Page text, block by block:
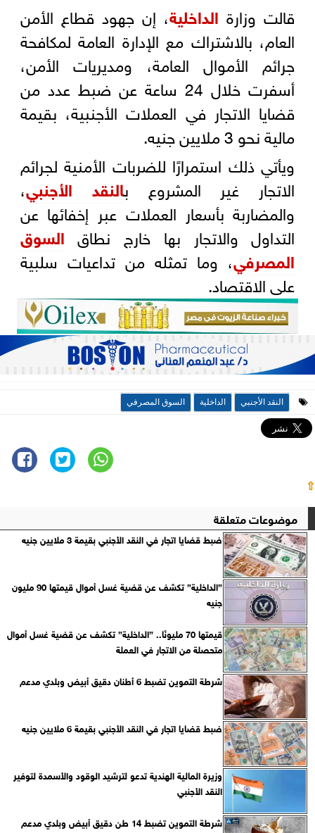
قالت وزارة الداخلية، إن جهود قطاع الأمن
العام، بالاشتراك مع الإدارة العامة لمكافحة
جرائم الأموال العامة، ومديريات الأمن،
أسفرت خلال 24 ساعة عن ضبط عدد من
قضايا الاتجار في العملات الأجنبية، بقيمة
مالية نحو 3 ملايين جنيه.
ويأتي ذلك استمرارًا للضربات الأمنية لجرائم
الاتجار غير المشروع بالنقد الأجنبي،
والمضاربة بأسعار العملات عبر إخفائها عن
التداول والاتجار بها خارج نطاق السوق
المصرفي، وما تمثله من تداعيات سلبية
على الاقتصاد.
النقد الأجنبي الداخلية السوق المصرفي
⇧
موضوعات متعلقة
ضبط قضايا اتجار في النقد الأجنبي بقيمة 3 ملايين جنيه
”الداخلية” تكشف عن قضية غسل أموال قيمتها 90 مليون
جنيه
قيمتها 70 مليونًا.. ”الداخلية” تكشف عن قضية غسل أموال
متحصلة من الاتجار في العملة
شرطة التموين تضبط 6 أطنان دقيق أبيض وبلدي مدعم
ضبط قضايا اتجار في النقد الأجنبي بقيمة 6 ملايين جنيه
وزيرة المالية الهندية تدعو لترشيد الوقود والأسمدة لتوفير
النقد الأجنبي
شرطة التموين تضبط 14 طن دقيق أبيض وبلدي مدعم